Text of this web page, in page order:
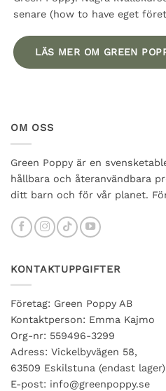
senare (how to have eget
LÄS MER OM GREEN
OM OSS
Green Poppy är en
hållbara och återanvändbara
ditt barn och för vår planet.
KONTAKTUPPGIFTER
Företag: Green Poppy AB
Kontaktperson: Emma Kajmo
Org-nr: 559496-3299
Adress: Vickelbyvägen 58,
63509 Eskilstuna (endast lager)
E-post: info@greenpoppy.se